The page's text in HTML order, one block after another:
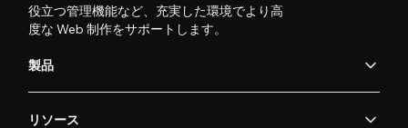
役立つ管理機能など、充実した環境でより高
度な Web 制作をサポートします。
製品
リソース